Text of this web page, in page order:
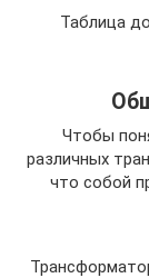
Таблица
Чтобы
различных
что собой